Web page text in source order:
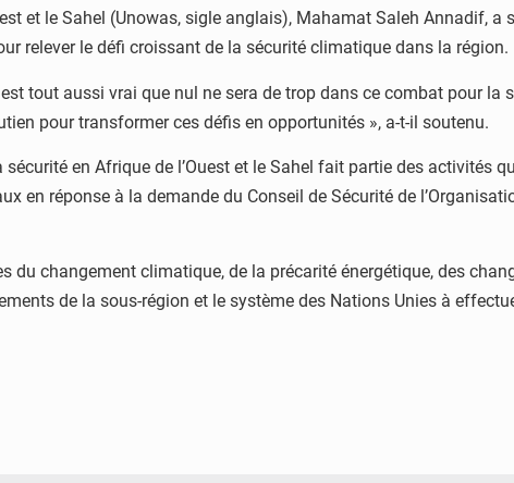
et le Sahel (Unowas, sigle anglais), Mahamat Saleh Annadif, a
relever le défi croissant de la sécurité climatique dans la région.
tout aussi vrai que nul ne sera de trop dans ce combat pour la
pour transformer ces défis en opportunités », a-t-il soutenu.
en Afrique de l’Ouest et le Sahel fait partie des activités
en réponse à la demande du Conseil de Sécurité de
du changement climatique, de la précarité énergétique, des
de la sous-région et le système des Nations Unies à